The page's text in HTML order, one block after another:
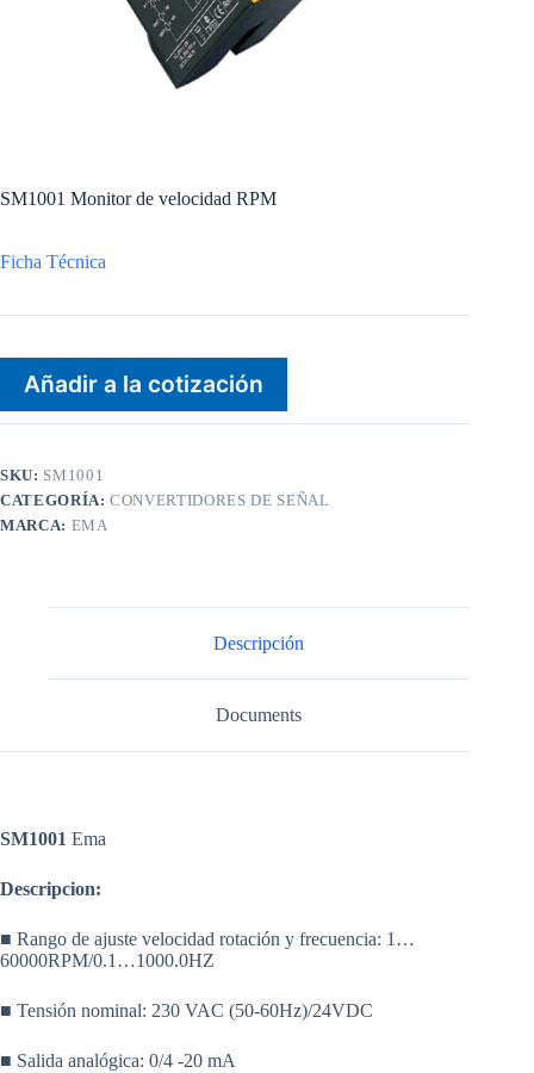
SM1001 Monitor de velocidad RPM
Ficha Técnica
Añadir a la cotización
SKU: SM1001
CATEGORÍA:CONVERTIDORES DE SEÑAL
MARCA: EMA
Descripción
Documents
SM1001 Ema
Descripcion:
■ Rango de ajuste velocidad rotación y frecuencia: 1…
60000RPM/0.1…1000.0HZ
■ Tensión nominal: 230 VAC (50-60Hz)/24VDC
■ Salida analógica: 0/4 -20 mA